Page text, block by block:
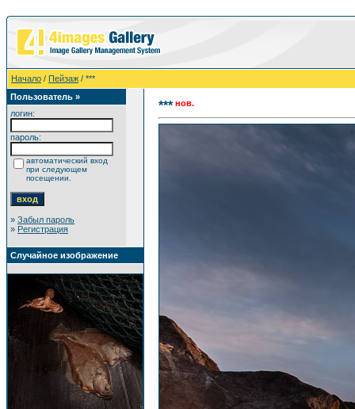
Начало / Пейзаж / ***
Пользователь »
логин:
пароль:
автоматический вход
при следующем
посещении.
» Забыл пароль
» Регистрация
Случайное изображение
*** нов.